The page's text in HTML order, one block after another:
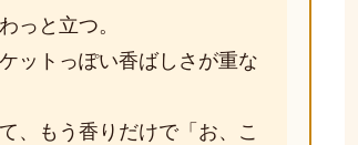
っと立つ。
ットっぽい香ばしさが重な
、もう香りだけで「お、こ